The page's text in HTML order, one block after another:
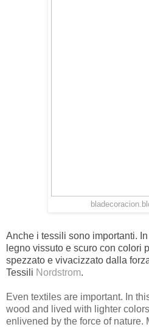
Anche i tessili sono importanti.
legno vissuto e scuro con colori
spezzato e vivacizzato dalla
Tessili Nordstrom.
Even textiles are important. In
wood and lived with lighter
enlivened by the force of nature.